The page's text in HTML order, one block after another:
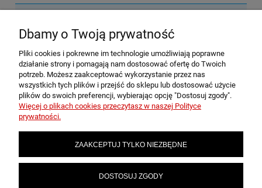
POMOC
MOJE KONTO
INFORMACJE
Dbamy o Twoją prywatność
Pliki cookies i pokrewne im technologie umożliwiają poprawne
działanie strony i pomagają nam dostosować ofertę do Twoich
potrzeb. Możesz zaakceptować wykorzystanie przez nas
wszystkich tych plików i przejść do sklepu lub dostosować użycie
plików do swoich preferencji, wybierając opcję "Dostosuj zgody".
Więcej o plikach cookies przeczytasz w naszej Polityce
prywatności.
ZAAKCEPTUJ TYLKO NIEZBĘDNE
DOSTOSUJ ZGODY